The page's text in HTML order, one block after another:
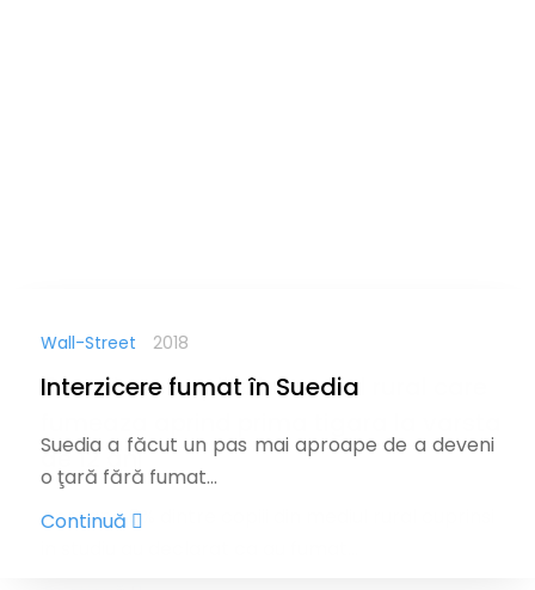
Wall-Street 2018
Interzicere fumat în Suedia
Suedia a făcut un pas mai aproape de a deveni
o ţară fără fumat...
Continuă